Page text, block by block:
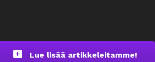
Lue lisää artikkeleitamme!